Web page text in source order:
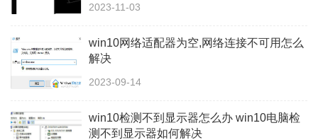
2023-11-03
win10网络适配器为空,网络连接不可用怎么
解决
2023-09-14
win10检测不到显示器怎么办 win10电脑检
测不到显示器如何解决